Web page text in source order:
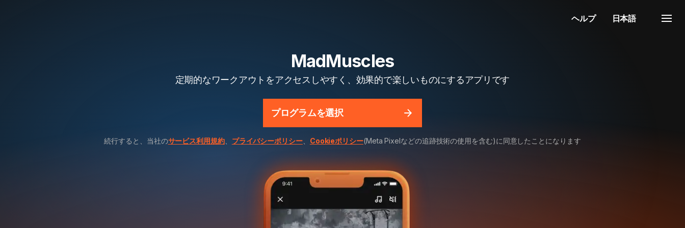
ヘルプ 日本語
MadMuscles
定期的なワークアウトをアクセスしやすく、効果的で楽しいものにするアプリです
プログラムを選択
続行すると、当社のサービス利用規約、 プライバシーポリシー、 Cookieポリシー(Meta Pixelなどの追跡技術の使用を含む)に同意したことになります